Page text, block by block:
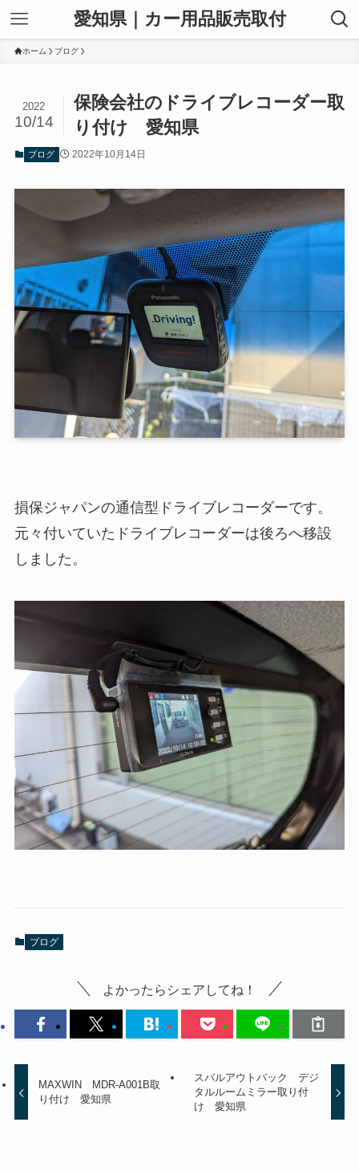
愛知県｜カー用品販売取付
ホーム ブログ
保険会社のドライブレコーダー取
り付け 愛知県
2022
10/14
ブログ 2022年10月14日
損保ジャパンの通信型ドライブレコーダーです。
元々付いていたドライブレコーダーは後ろへ移設
しました。
ブログ
よかったらシェアしてね！
MAXWIN MDR-A001B取
り付け 愛知県
スバルアウトバック デジ
タルルームミラー取り付
け 愛知県